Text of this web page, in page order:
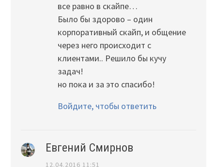
все равно в скайпе…
Было бы здорово – один
корпоративный скайп, и общение
через него происходит с
клиентами.. Решило бы кучу
задач!
но пока и за это спасибо!
Войдите, чтобы ответить
Евгений Смирнов
12.04.2016 11:51